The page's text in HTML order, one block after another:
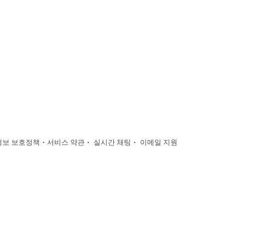
보 보호정책 · 서비스 약관 · 실시간 채팅 · 이메일 지원